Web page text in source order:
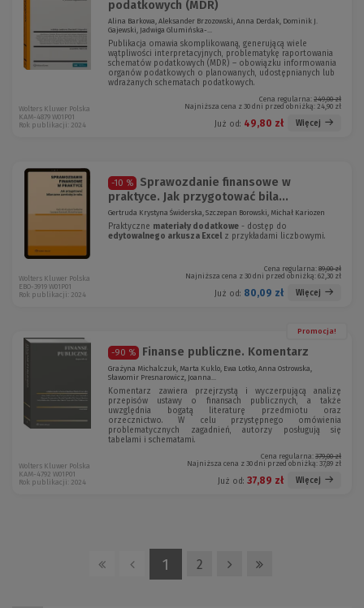
podatkowych (MDR)
Alina Barkowa, Aleksander Brzozowski, Anna Derdak, Dominik J.
Gajewski, Jadwiga Glumińska-...
Publikacja omawia skomplikowaną, generującą wiele
wątpliwości interpretacyjnych, problematykę raportowania
schematów podatkowych (MDR) – obowiązku informowania
organów podatkowych o planowanych, udostępnianych lub
wdrażanych schematach podatkowych.
Cena regularna: 249,00 zł
Najniższa cena z 30 dni przed obniżką: 24,90 zł
Już od: 49,80 zł Więcej
Wolters Kluwer Polska
KAM-4879 W01P01
Rok publikacji: 2024
-10 %
Sprawozdanie finansowe w
praktyce. Jak przygotować bila...
Gertruda Krystyna Świderska, Szczepan Borowski, Michał Kariozen
Praktyczne materiały dodatkowe - dostęp do
edytowalnego arkusza Excelz przykładami liczbowymi.
Cena regularna: 89,00 zł
Najniższa cena z 30 dni przed obniżką: 62,30 zł
Już od: 80,09 zł Więcej
Wolters Kluwer Polska
EBO-3919 W01P01
Rok publikacji: 2024
Promocja!
-90 % Finanse publiczne. Komentarz
Grażyna Michalczuk, Marta Kuklo, Ewa Lotko, Anna Ostrowska,
Sławomir Presnarowicz, Joanna...
Komentarz zawiera przejrzystą i wyczerpującą analizę
przepisów ustawy o finansach publicznych, a także
uwzględnia bogatą literaturę przedmiotu oraz
orzecznictwo. W celu przystępnego omówienia
problematycznych zagadnień, autorzy posługują się
tabelami i schematami.
Cena regularna: 379,00 zł
Najniższa cena z 30 dni przed obniżką: 37,89 zł
Już od: 37,89 zł Więcej
Wolters Kluwer Polska
KAM-4792 W01P01
Rok publikacji: 2024
1 2